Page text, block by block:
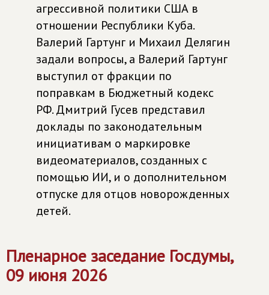
агрессивной политики США в
отношении Республики Куба.
Валерий Гартунг и Михаил Делягин
задали вопросы, а Валерий Гартунг
выступил от фракции по
поправкам в Бюджетный кодекс
РФ. Дмитрий Гусев представил
доклады по законодательным
инициативам о маркировке
видеоматериалов, созданных с
помощью ИИ, и о дополнительном
отпуске для отцов новорожденных
детей.
Пленарное заседание Госдумы,
09 июня 2026